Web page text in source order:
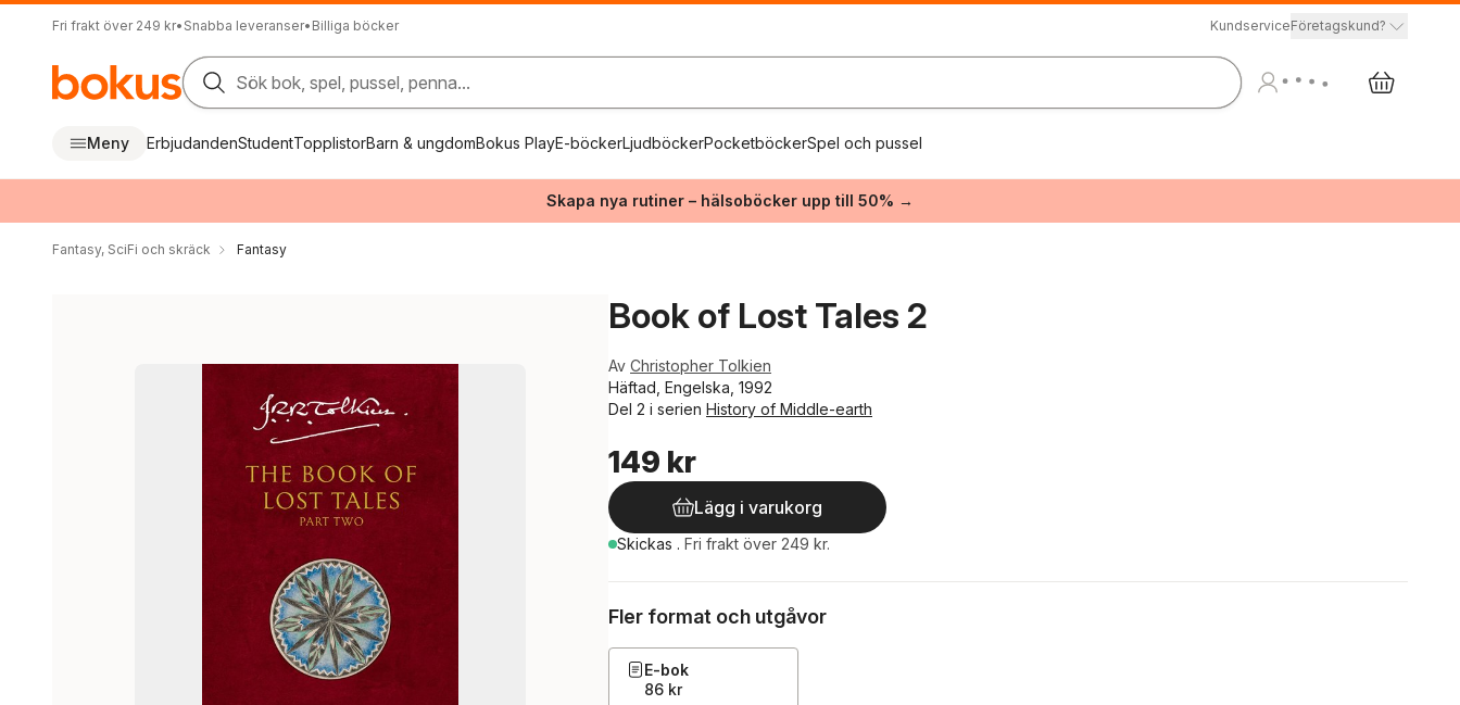
Fri frakt över 249 kr• Snabba leveranser• Billiga böcker KundserviceFöretagskund?
Sök bok, spel, pussel, penna...
Meny ErbjudandenStudentTopplistorBarn & ungdomBokus PlayE-böckerLjudböckerPocketböckerSpel och pussel
Skapa nya rutiner – hälsoböcker upp till 50% →
Fantasy, SciFi och skräck Fantasy
Book of Lost Tales 2
Av Christopher Tolkien
Häftad, Engelska, 1992
Del 2 i serien History of Middle-earth
149 kr
Lägg i varukorg
Skickas . Fri frakt över 249 kr.
Fler format och utgåvor
E-bok
86 kr